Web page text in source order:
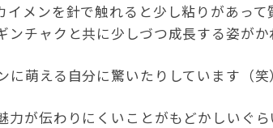
イメンを針で触れると少し粘りがあっ
ンチャクと共に少しづつ成長する姿が
萌える自分に驚いたりしています（笑
が伝わりにくいことがもどかしいぐら